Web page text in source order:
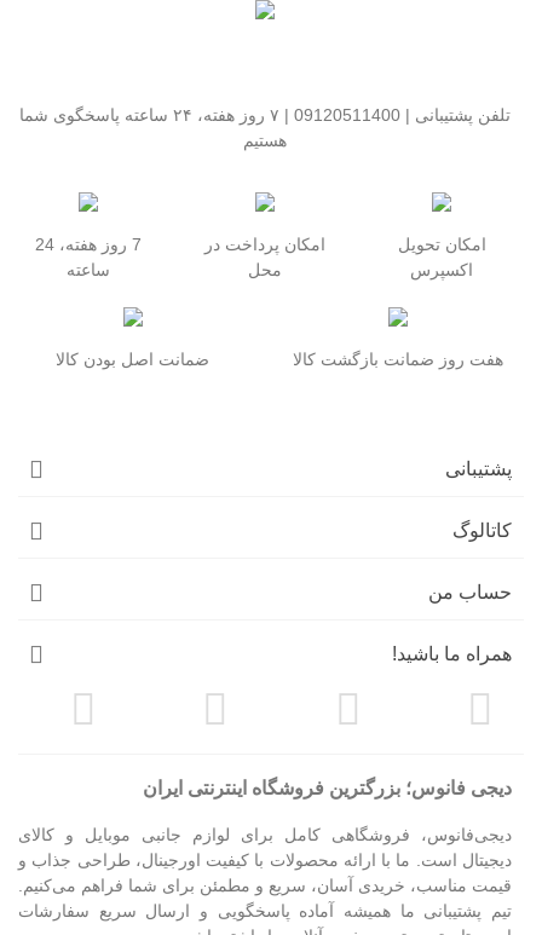
تلفن پشتیبانی | 09120511400 | ۷ روز هفته، ۲۴ ساعته پاسخگوی شما
هستیم
امکان تحویل
اکسپرس
امکان پرداخت در
محل
7 روز هفته، 24
ساعته
هفت روز ضمانت بازگشت کالا ضمانت اصل بودن کالا
پشتیبانی
کاتالوگ
حساب من
همراه ما باشید!
دیجی فانوس؛ بزرگترین فروشگاه اینترنتی ایران
دیجی‌فانوس، فروشگاهی کامل برای لوازم جانبی موبایل و کالای
دیجیتال است. ما با ارائه محصولات با کیفیت اورجینال، طراحی جذاب و
قیمت مناسب، خریدی آسان، سریع و مطمئن برای شما فراهم می‌کنیم.
تیم پشتیبانی ما همیشه آماده پاسخگویی و ارسال سریع سفارشات